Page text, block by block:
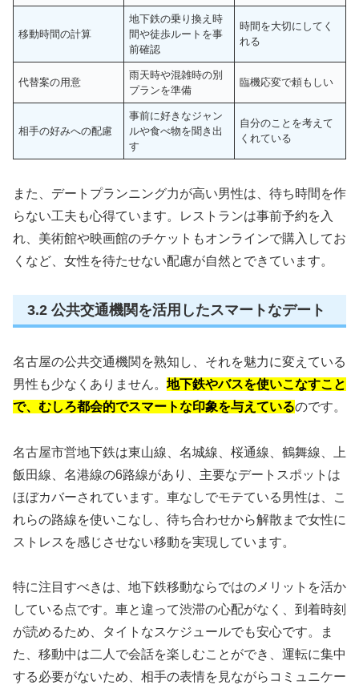
移動時間の計算
地下鉄の乗り換え時
間や徒歩ルートを事
前確認
時間を大切にしてく
れる
代替案の用意
雨天時や混雑時の別
プランを準備
臨機応変で頼もしい
相手の好みへの配慮
事前に好きなジャン
ルや食べ物を聞き出
す
自分のことを考えて
くれている
また、デートプランニング力が高い男性は、待ち時間を作
らない工夫も心得ています。レストランは事前予約を入
れ、美術館や映画館のチケットもオンラインで購入してお
くなど、女性を待たせない配慮が自然とできています。
3.2 公共交通機関を活用したスマートなデート
名古屋の公共交通機関を熟知し、それを魅力に変えている
男性も少なくありません。 地下鉄やバスを使いこなすこと
で、むしろ都会的でスマートな印象を与えているのです。
名古屋市営地下鉄は東山線、名城線、桜通線、鶴舞線、上
飯田線、名港線の6路線があり、主要なデートスポットは
ほぼカバーされています。車なしでモテている男性は、こ
れらの路線を使いこなし、待ち合わせから解散まで女性に
ストレスを感じさせない移動を実現しています。
特に注目すべきは、地下鉄移動ならではのメリットを活か
している点です。車と違って渋滞の心配がなく、到着時刻
が読めるため、タイトなスケジュールでも安心です。ま
た、移動中は二人で会話を楽しむことができ、運転に集中
する必要がないため、相手の表情を見ながらコミュニケー